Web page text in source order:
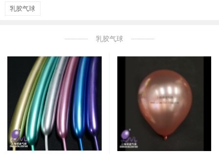
乳胶气球
乳胶气球